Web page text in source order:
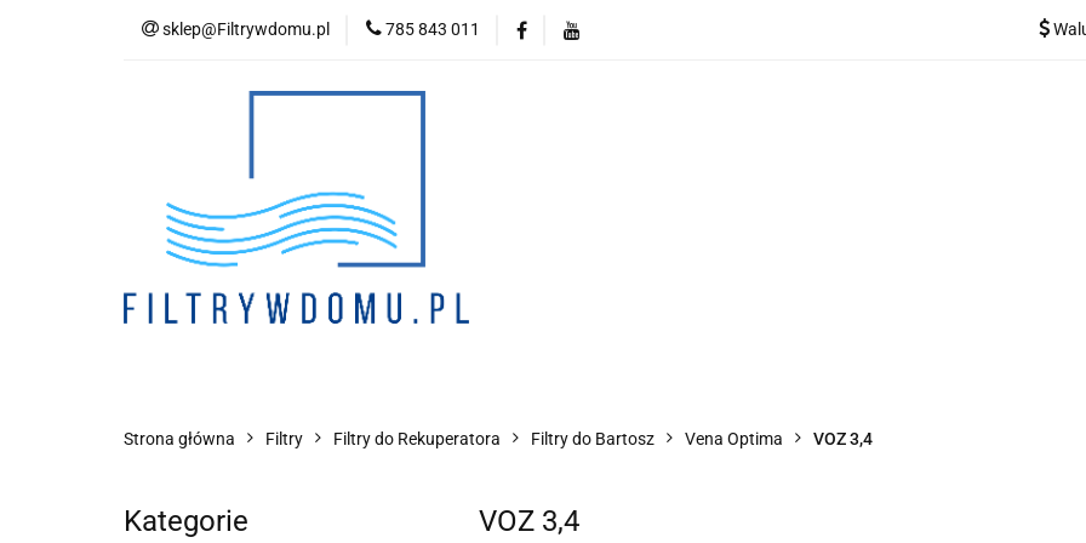
sklep@Filtrywdomu.pl 785 843 011
Strona główna Filtry Filtry do Rekuperatora Filtry do Bartosz Vena Optima VOZ 3,4
Kategorie VOZ 3,4